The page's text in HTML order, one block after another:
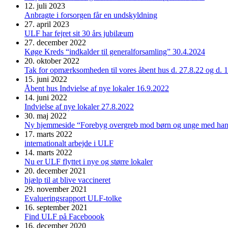
12. juli 2023
Anbragte i forsorgen får en undskyldning
27. april 2023
ULF har fejret sit 30 års jubilæum
27. december 2022
Køge Kreds “indkalder til generalforsamling” 30.4.2024
20. oktober 2022
Tak for opmærksomheden til vores åbent hus d. 27.8.22 og d.
15. juni 2022
Åbent hus Indvielse af nye lokaler 16.9.2022
14. juni 2022
Indvielse af nye lokaler 27.8.2022
30. maj 2022
Ny hjemmeside “Forebyg overgreb mod børn og unge med
17. marts 2022
internationalt arbejde i ULF
14. marts 2022
Nu er ULF flyttet i nye og større lokaler
20. december 2021
hjælp til at blive vaccineret
29. november 2021
Evalueringsrapport ULF-tolke
16. september 2021
Find ULF på Faceboook
16. december 2020